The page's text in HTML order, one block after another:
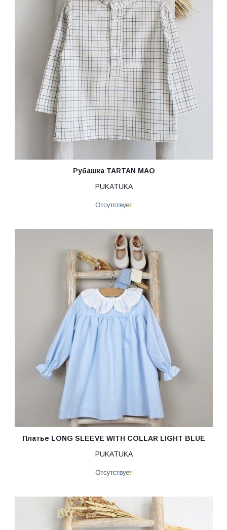
Рубашка TARTAN MAO
PUKATUKA
Платье LONG SLEEVE WITH COLLAR LIGHT BLUE
PUKATUKA